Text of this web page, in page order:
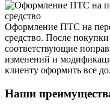
Оформление ПТС на
средство. После
соответствующие
изменений и
клиенту оформить все
Наши